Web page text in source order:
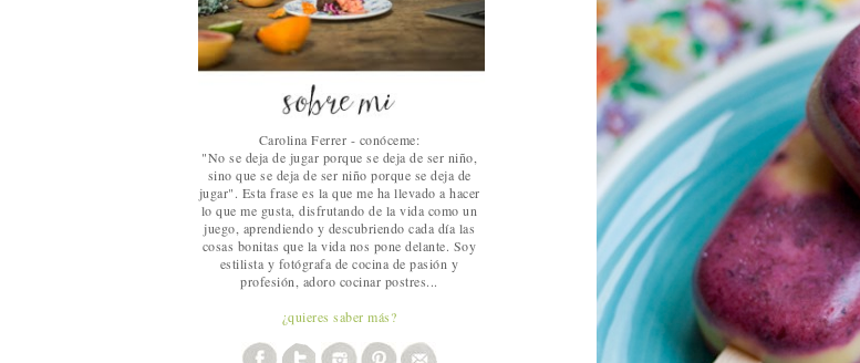
Carolina Ferrer - conóceme:
"No se deja de jugar porque se deja de ser niño,
sino que se deja de ser niño porque se deja de
jugar". Esta frase es la que me ha llevado a hacer
lo que me gusta, disfrutando de la vida como un
juego, aprendiendo y descubriendo cada día las
cosas bonitas que la vida nos pone delante. Soy
estilista y fotógrafa de cocina de pasión y
profesión, adoro cocinar postres...
¿quieres saber más?